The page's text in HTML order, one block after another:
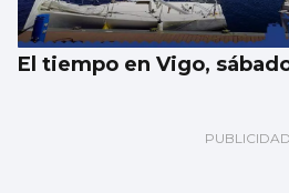
El tiempo en Vigo,